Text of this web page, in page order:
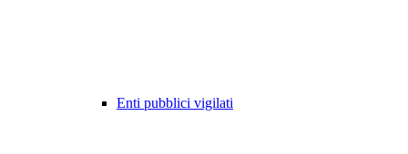
Enti pubblici vigilati